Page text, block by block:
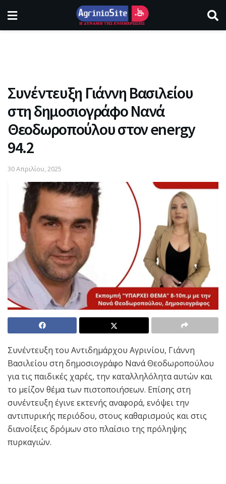
Συνέντευξη Γιάννη Βασιλείου
στη δημοσιογράφο Νανά
Θεοδωροπούλου στον energy
94.2
30 Απριλίου, 2025
Συνέντευξη του Αντιδημάρχου Αγρινίου, Γιάννη
Βασιλείου στη δημοσιογράφο Νανά Θεοδωροπούλου
για τις παιδικές χαρές, την καταλληλόλητα αυτών και
το μείζον θέμα των πιστοποιήσεων. Επίσης στη
συνέντευξη έγινε εκτενής αναφορά, ενόψει την
αντιπυρικής περιόδου, στους καθαρισμούς και στις
διανοίξεις δρόμων στο πλαίσιο της πρόληψης
πυρκαγιών.